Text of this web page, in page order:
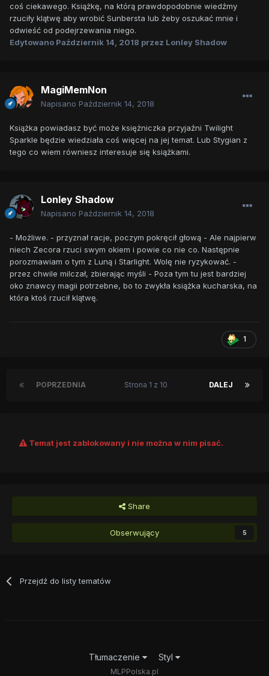
coś ciekawego. Książkę, na którą prawdopodobnie wiedźmy
rzuciły klątwę aby wrobić Sunbersta lub żeby oszukać mnie i
odwieść od podejrzewania niego.
Edytowano Październik 14, 2018 przez Lonley Shadow
MagiMemNon
Napisano Październik 14, 2018
Książka powiadasz być może księżniczka przyjaźni Twilight
Sparkle będzie wiedziała coś więcej na jej temat. Lub Stygian z
tego co wiem równiesz interesuje się książkami.
Lonley Shadow
Napisano Październik 14, 2018
- Możliwe. - przyznał racje, poczym pokręcił głową - Ale najpierw
niech Zecora rzuci swym okiem i powie co nie co. Następnie
porozmawiam o tym z Luną i Starlight. Wolę nie ryzykować. -
przez chwile milczał, zbierając myśli - Poza tym tu jest bardziej
oko znawcy magii potrzebne, bo to zwykła książka kucharska, na
która ktoś rzucił klątwę.
1
POPRZEDNIA DALEJ
Strona 1 z 10
Temat jest zablokowany i nie można w nim pisać.
Share
Obserwujący 5
Przejdź do listy tematów
Tłumaczenie Styl
MLPPolska.pl